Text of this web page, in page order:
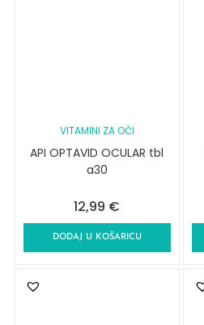
VITAMINI ZA OČI
API OPTAVID OCULAR tbl
a30
12,99 €
DODAJ U KOŠARICU